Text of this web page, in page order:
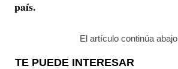
país.
El artículo continúa abajo
TE PUEDE INTERESAR